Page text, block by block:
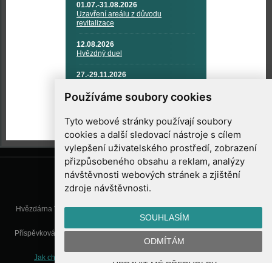
Používáme soubory cookies
Tyto webové stránky používají soubory
cookies a další sledovací nástroje s cílem
vylepšení uživatelského prostředí, zobrazení
přizpůsobeného obsahu a reklam, analýzy
návštěvnosti webových stránek a zjištění
zdroje návštěvnosti.
SOUHLASÍM
ODMÍTÁM
01.07.-31.08.2026
Uzavření areálu z důvodu
revitalizace
12.08.2026
Hvězdný duel
27.-29.11.2026
TECHNIKA A KOSMICKÉ
TECHNOLOGIE
Hvězdárna Valašské Meziříčí, příspěvková organizace, Vsetínská 78, 757
01 Valašské Meziříčí
Příspěvková organizace Zlínského kraje. Telefon:571 611 928, Mobil:777
info@astrovm.cz
Jak chráníme Vaše osobní údaje